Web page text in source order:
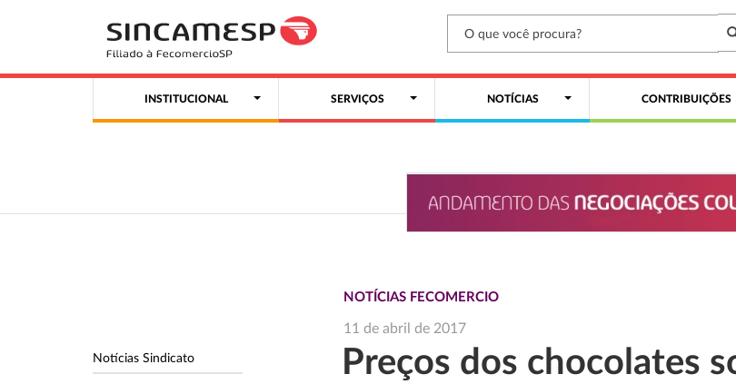
INSTITUCIONAL SERVIÇOS NOTÍCIAS CONTRIBUIÇÕES
Notícias Sindicato
NOTÍCIAS FECOMERCIO
11 de abril de 2017
Preços dos chocolates